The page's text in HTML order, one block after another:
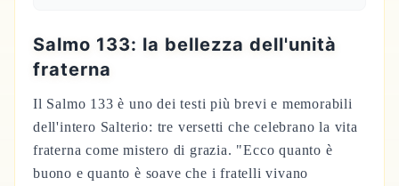
Salmo 133: la bellezza dell'unità
fraterna
Il Salmo 133 è uno dei testi più brevi e memorabili
dell'intero Salterio: tre versetti che celebrano la vita
fraterna come mistero di grazia. "Ecco quanto è
buono e quanto è soave che i fratelli vivano